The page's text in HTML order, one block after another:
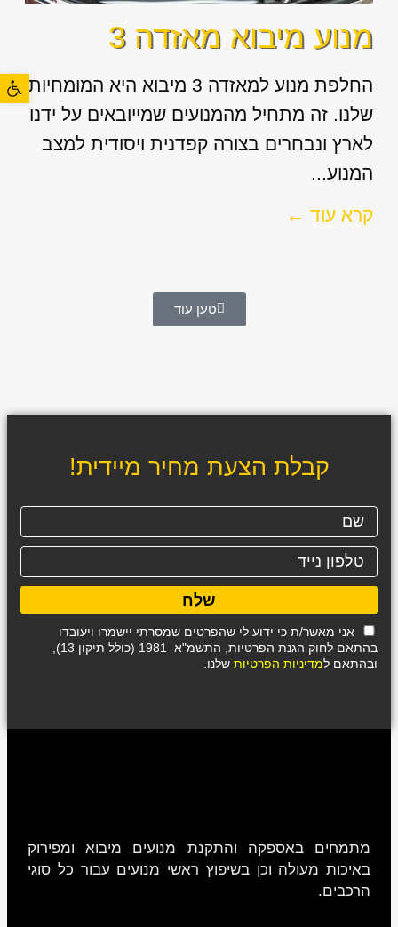
מנוע מיבוא מאזדה 3
החלפת מנוע למאזדה 3 מיבוא היא המומחיות
שלנו. זה מתחיל מהמנועים שמייובאים על ידנו
לארץ ונבחרים בצורה קפדנית ויסודית למצב
המנוע...
קרא עוד ←
טען עוד
קבלת הצעת מחיר מיידית!
אני מאשר/ת כי ידוע לי שהפרטים שמסרתי יישמרו ויעובדו
בהתאם לחוק הגנת הפרטיות, התשמ"א–1981 (כולל תיקון 13),
ובהתאם למדיניות הפרטיות שלנו.
שלח
מתמחים באספקה והתקנת מנועים מיבוא ומפירוק
באיכות מעולה וכן בשיפוץ ראשי מנועים עבור כל סוגי
הרכבים.
פתח